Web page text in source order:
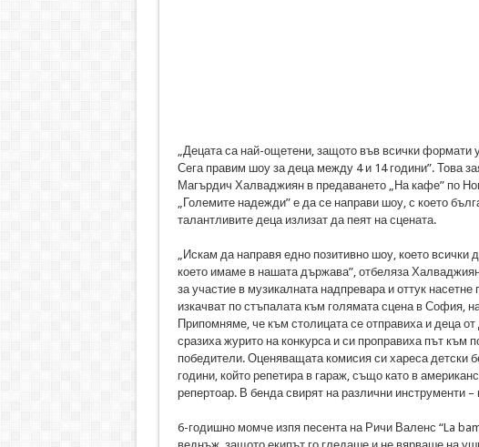
„Децата са най-ощетени, защото във всички формати
Сега правим шоу за деца между 4 и 14 години”. Това
Магърдич Халваджиян в предаването „На кафе” по
„Големите надежди” е да се направи шоу, с което
талантливите деца излизат да пеят на сцената.
„Искам да направя едно позитивно шоу, което всички
което имаме в нашата държава”, отбеляза
за участие в музикалната надпревара и оттук
изкачват по стъпалата към голямата сцена в София,
Припомняме, че към столицата се отправиха и деца
сразиха журито на конкурса и си проправиха път към
победители. Оценяващата комисия си хареса детски
години, който репетира в гараж, също като в
репертоар. В бенда свирят на различни инструменти –
6-годишно момче изпя песента на Ричи Валенс “La